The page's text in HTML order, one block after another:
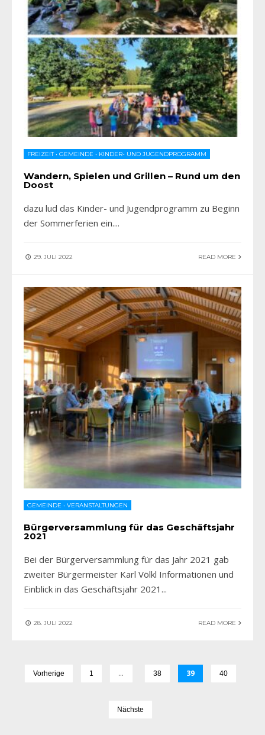
FREIZEIT• GEMEINDE • KINDER- UND JUGENDPROGRAMM
Wandern, Spielen und Grillen – Rund um den
Doost
dazu lud das Kinder- und Jugendprogramm zu Beginn
der Sommerferien ein....
29. JULI 2022 READ MORE
GEMEINDE • VERANSTALTUNGEN
Bürgerversammlung für das Geschäftsjahr
2021
Bei der Bürgerversammlung für das Jahr 2021 gab
zweiter Bürgermeister Karl Völkl Informationen und
Einblick in das Geschäftsjahr 2021 ...
28. JULI 2022 READ MORE
Vorherige 1 … 38 39 40
Nächste